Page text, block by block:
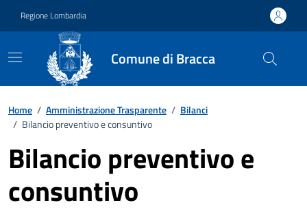
Regione Lombardia
Comune di Bracca
Home / Amministrazione Trasparente / Bilanci
/ Bilancio preventivo e consuntivo
Bilancio preventivo e
consuntivo